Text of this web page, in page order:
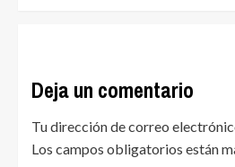
Deja un comentario
Tu dirección de correo
Los campos obligatorios están